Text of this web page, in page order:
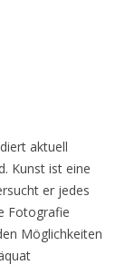
aktuell
Kunst ist eine
er jedes
Fotografie
Möglichkeiten